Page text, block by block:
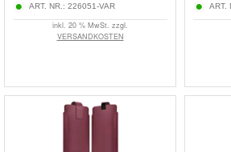
ART. NR.: 226051-VAR
inkl. 20 % MwSt. zzgl.
VERSANDKOSTEN
ART.